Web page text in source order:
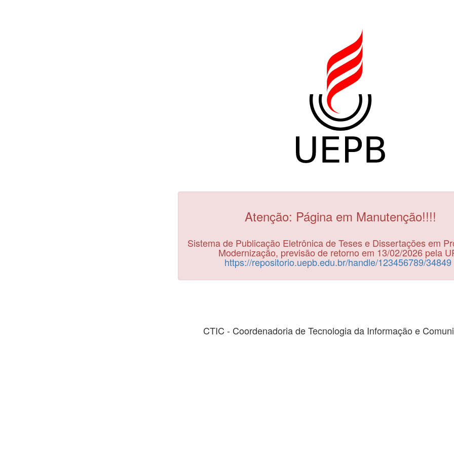
Atenção: Página em Manutenção!!!!
Sistema de Publicação Eletrônica de Teses e Dissertações em
Modernização, previsão de retorno em 13/02/2026 pela
https://repositorio.uepb.edu.br/handle/123456789/34849
CTIC - Coordenadoria de Tecnologia da Informação e